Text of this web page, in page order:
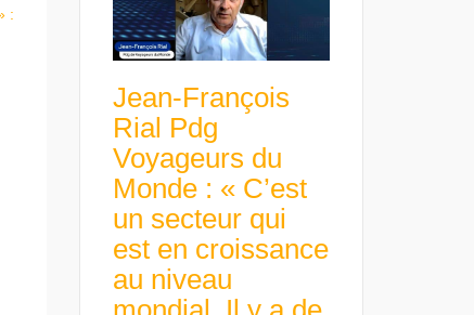
:
Jean-François
Rial Pdg
Voyageurs du
Monde : « C’est
un secteur qui
est en croissance
au niveau